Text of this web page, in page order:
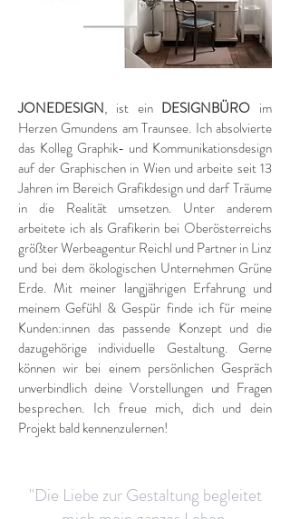
JONEDESIGN, ist ein DESIGNBÜRO im
Herzen Gmundens am Traunsee. Ich absolvierte
das Kolleg Graphik- und Kommunikationsdesign
auf der Graphischen in Wien und arbeite seit 13
Jahren im Bereich Grafikdesign und darf Träume
in die Realität umsetzen. Unter anderem
arbeitete ich als Grafikerin bei Oberösterreichs
größter Werbeagentur Reichl und Partner in Linz
und bei dem ökologischen Unternehmen Grüne
Erde. Mit meiner langjährigen Erfahrung und
meinem Gefühl & Gespür finde ich für meine
Kunden:innen das passende Konzept und die
dazugehörige individuelle Gestaltung. Gerne
können wir bei einem persönlichen Gespräch
unverbindlich deine Vorstellungen und Fragen
besprechen. Ich freue mich, dich und dein
Projekt bald kennenzulernen!
"Die Liebe zur Gestaltung begleitet